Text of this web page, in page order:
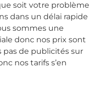
soit votre problème
dans un délai rapide
sommes une
donc nos prix sont
pas de publicités sur
nos tarifs s’en